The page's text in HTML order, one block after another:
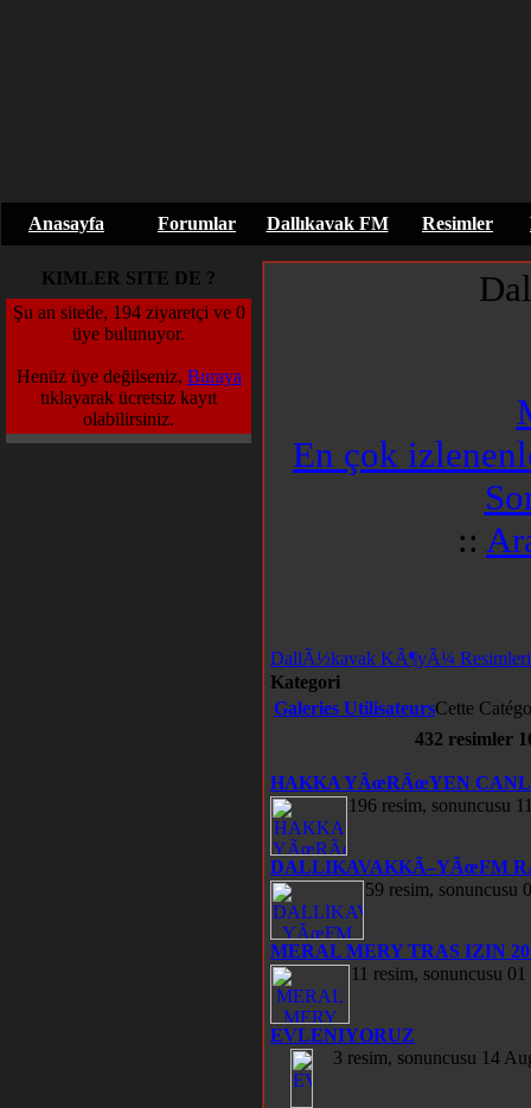
Anasayfa Forumlar Dallıkavak FM Resimler
KIMLER SITE DE ?
Şu an sitede, 194 ziyaretçi ve 0
üye bulunuyor.
Henüz üye değilseniz, Buraya
tıklayarak ücretsiz kayıt
olabilirsiniz.
En çok
::
DallÃ½kavak KÃ¶yÃ¼ Resimleri
Kategori
Galeries UtilisateursCette
432 resimler
HAKKA YÃœRÃœYEN
196 resim, sonuncusu
DALLIKAVAKKÃ–YÃœFM
59 resim, sonuncusu
MERAL MERY TRAS IZIN
11 resim, sonuncusu
EVLENIYORUZ
3 resim, sonuncusu 14